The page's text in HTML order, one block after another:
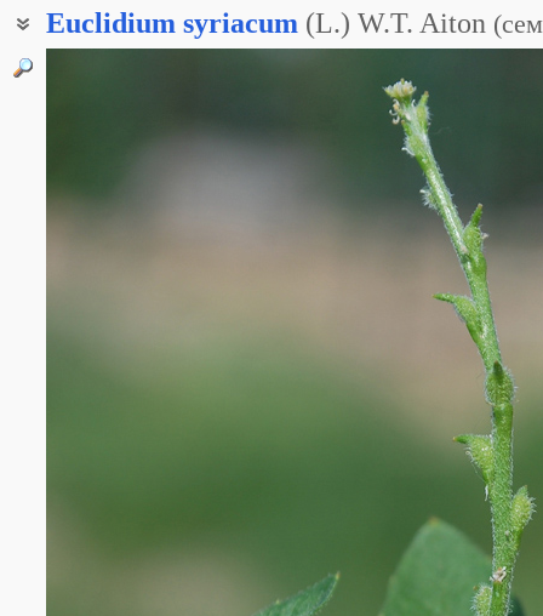
Euclidium syriacum (L.) W.T. Aiton (